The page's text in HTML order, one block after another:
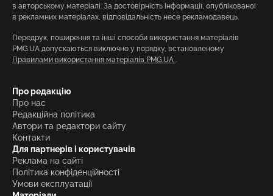
в авторському матеріалі. За достовірність інформації, опублікованої
в рекламних матеріалах, відповідальність несе рекламодавець.
Передрук, поширення та інші способи використання матеріалів
PMG.UA допускаються виключно у порядку, встановленому
Правилами використання матеріалів PMG.UA .
Про редакцію
Про нас
Редакційна політика
Автори та редактори сайту
Контакти
Для партнерів і користувачів
Реклама на сайті
Політика конфіденційності
Умови експлуатації